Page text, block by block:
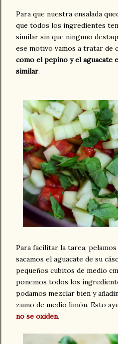
Para que nuestra ensalada
que todos los ingredientes
similar sin que ninguno
ese motivo vamos a tratar de
como el pepino y el aguacate
similar.
Para facilitar la tarea,
sacamos el aguacate de su
pequeños cubitos de medio
ponemos todos los
podamos mezclar bien y
zumo de medio limón. Esto
no se oxiden.